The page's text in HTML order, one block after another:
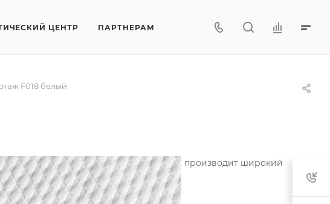
ЦЕНТР ПАРТНЕРАМ
F018 белый
для матрасов. Фабрика ФОРТЕКС производит широкий
и пошива чехлов.